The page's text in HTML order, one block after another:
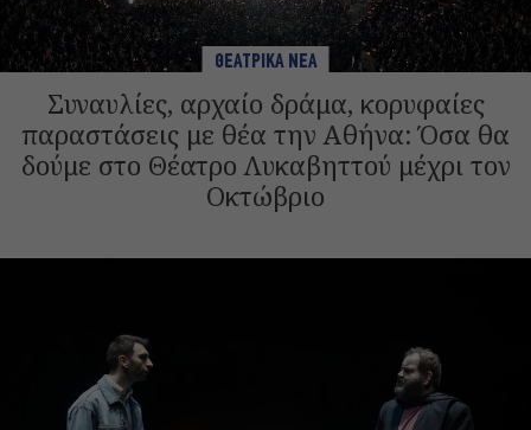
ΘΕΑΤΡΙΚΑ ΝΕΑ
Συναυλίες, αρχαίο δράμα, κορυφαίες
παραστάσεις με θέα την Αθήνα: Όσα θα
δούμε στο Θέατρο Λυκαβηττού μέχρι τον
Οκτώβριο